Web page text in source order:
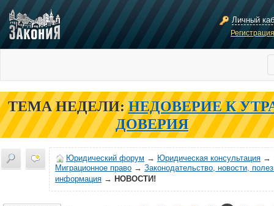
Личный
ТЕМА НЕДЕЛИ: НЕДОВЕРИЕ К
ДОВЕРИЯ
Юридический форум → Юридическая консультация →
Миграционное право → Законодательство, новости,
информация → НОВОСТИ!